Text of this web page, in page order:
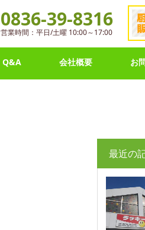
0836-39-8316
営業時間：平日/土曜 10:00～17:00
Q&A 会社概要 お
最近の